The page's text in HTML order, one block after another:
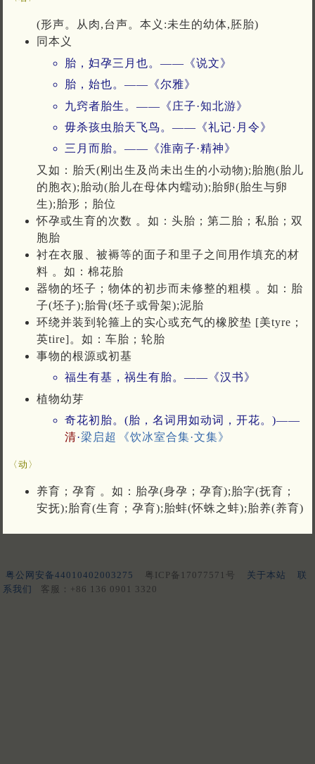
(形声。从肉,台声。本义:未生的幼体,胚胎)
同本义
胎，妇孕三月也。——《说文》
胎，始也。——《尔雅》
九窍者胎生。——《庄子·知北游》
毋杀孩虫胎天飞鸟。——《礼记·月令》
三月而胎。——《淮南子·精神》
又如：胎夭(刚出生及尚未出生的小动物);胎胞(胎儿
的胞衣);胎动(胎儿在母体内蠕动);胎卵(胎生与卵
生);胎形；胎位
怀孕或生育的次数 。如：头胎；第二胎；私胎；双
胞胎
衬在衣服、被褥等的面子和里子之间用作填充的材
料 。如：棉花胎
器物的坯子；物体的初步而未修整的粗模 。如：胎
子(坯子);胎骨(坯子或骨架);泥胎
环绕并装到轮箍上的实心或充气的橡胶垫 [美tyre；
英tire]。如：车胎；轮胎
事物的根源或初基
福生有基，祸生有胎。——《汉书》
植物幼芽
奇花初胎。(胎，名词用如动词，开花。)——
清·梁启超 《饮冰室合集·文集》
〈动〉
养育；孕育 。如：胎孕(身孕；孕育);胎字(抚育；
安抚);胎育(生育；孕育);胎蚌(怀蛛之蚌);胎养(养育)
粤公网安备44010402003275 粤ICP备17077571号 关于本站
联
系我们
客服：+86 136 0901 3320